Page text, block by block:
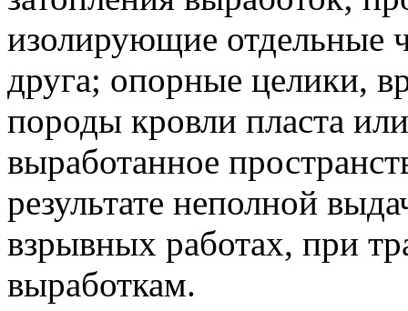
изолирующие отдельные
друга; опорные целики,
породы кровли пласта
выработанное
результате неполной
взрывных работах, при
выработкам.